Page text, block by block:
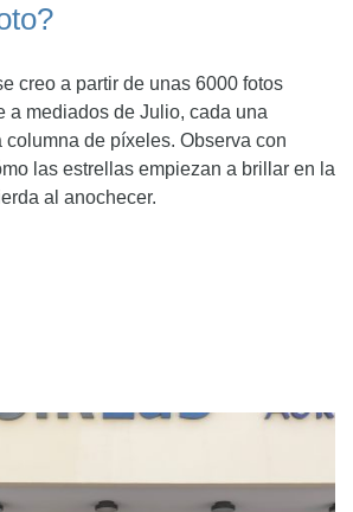
creo a partir de unas 6000 fotos
a mediados de Julio, cada una
de píxeles. Observa con
las estrellas empiezan a brillar en la
al anochecer.